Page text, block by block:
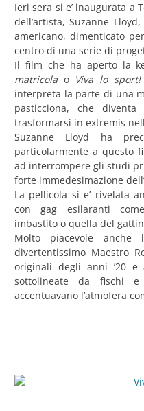
Ieri sera si e’ inaugurata a
dell’artista, Suzanne
americano, dimenticato
centro di una serie di
Il film che ha aperto la
matricola o Viva lo sport!
interpreta la parte di una
pasticciona, che
trasformarsi in extremis
Suzanne Lloyd ha
particolarmente a questo
ad interrompere gli studi
forte immedesimazione
La pellicola si e’ rivelata
con gag esilaranti
imbastito o quella del
Molto piacevole
divertentissimo Maestro
originali degli anni ’20 e
sottolineate da fischi
accentuavano l’atmofera